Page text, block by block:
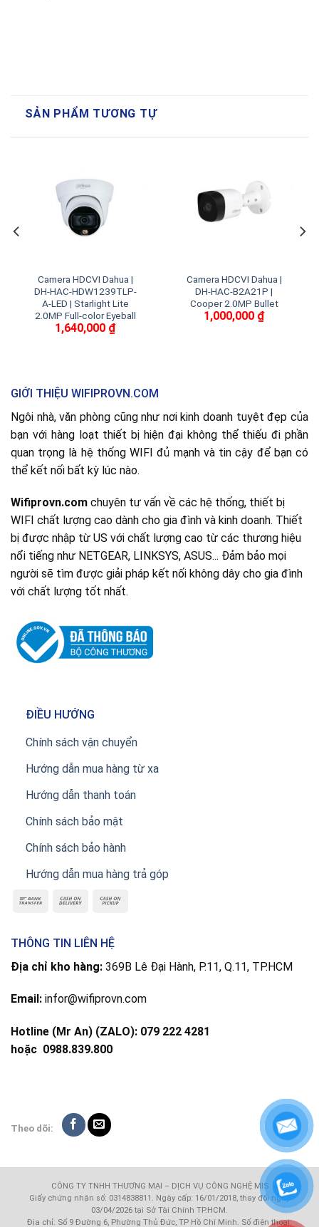
SẢN PHẨM TƯƠNG TỰ
Camera HDCVI Dahua |
DH-HAC-HDW1239TLP-
A-LED | Starlight Lite
2.0MP Full-color Eyeball
1,640,000 ₫
Camera HDCVI Dahua |
DH-HAC-B2A21P |
Cooper 2.0MP Bullet
1,000,000 ₫
GIỚI THIỆU WIFIPROVN.COM
Ngôi nhà, văn phòng cũng như nơi kinh doanh tuyệt đẹp của
bạn với hàng loạt thiết bị hiện đại không thể thiếu đi phần
quan trọng là hệ thống WIFI đủ mạnh và tin cậy để bạn có
thể kết nối bất kỳ lúc nào.
Wifiprovn.com chuyên tư vấn về các hệ thống, thiết bị
WIFI chất lượng cao dành cho gia đình và kinh doanh. Thiết
bị được nhập từ US với chất lượng cao từ các thương hiệu
nổi tiếng như NETGEAR, LINKSYS, ASUS... Đảm bảo mọi
người sẽ tìm được giải pháp kết nối không dây cho gia đình
với chất lượng tốt nhất.
ĐIỀU HƯỚNG
Chính sách vận chuyển
Hướng dẫn mua hàng từ xa
Hướng dẫn thanh toán
Chính sách bảo mật
Chính sách bảo hành
Hướng dẫn mua hàng trả góp
THÔNG TIN LIÊN HỆ
Địa chỉ kho hàng: 369B Lê Đại Hành, P.11, Q.11, TP.HCM
Email: infor@wifiprovn.com
Hotline (Mr An) (ZALO): 079 222 4281
hoặc 0988.839.800
Theo dõi:
CÔNG TY TNHH THƯƠNG MẠI – DỊCH VỤ CÔNG NGHỆ MIS
Giấy chứng nhận số: 0314838811. Ngày cấp: 16/01/2018, thay đổi ngày
03/04/2026 tại Sở Tài Chính TP.HCM.
Địa chỉ: Số 9 Đường 6, Phường Thủ Đức, TP Hồ Chí Minh. Số điện thoại: